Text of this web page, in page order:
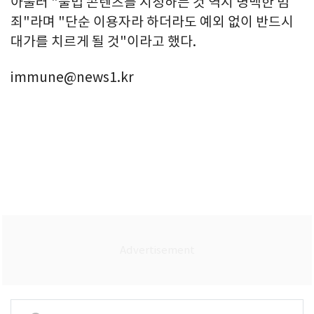
죄"라며 "단순 이용자라 하더라도 예외 없이 반드시
대가를 치르게 될 것"이라고 했다.
immune@news1.kr